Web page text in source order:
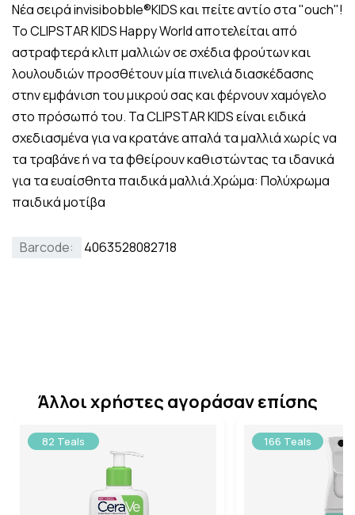
Νέα σειρά invisibobble®KIDS και πείτε αντίο στα "ouch"!
Το CLIPSTAR KIDS Happy World αποτελείται από
αστραφτερά κλιπ μαλλιών σε σχέδια φρούτων και
λουλουδιών προσθέτουν μία πινελιά διασκέδασης
στην εμφάνιση του μικρού σας και φέρνουν χαμόγελο
στο πρόσωπό του. Τα CLIPSTAR KIDS είναι ειδικά
σχεδιασμένα για να κρατάνε απαλά τα μαλλιά χωρίς να
τα τραβάνε ή να τα φθείρουν καθιστώντας τα ιδανικά
για τα ευαίσθητα παιδικά μαλλιά.Χρώμα: Πολύχρωμα
παιδικά μοτίβα
Barcode: 4063528082718
Άλλοι χρήστες αγοράσαν επίσης
82 Teals 166 Teals